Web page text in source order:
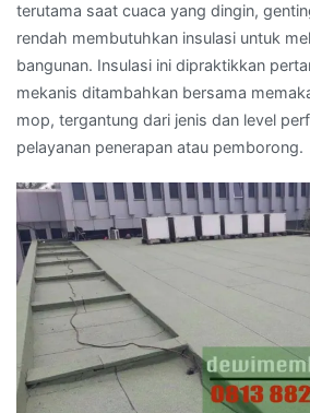
terutama saat cuaca yang dingin,
rendah membutuhkan insulasi untuk
bangunan. Insulasi ini dipraktikkan
mekanis ditambahkan bersama
mop, tergantung dari jenis dan level
pelayanan penerapan atau pemborong.